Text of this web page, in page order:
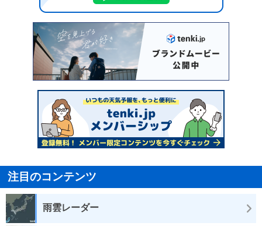
注目のコンテンツ
雨雲レーダー